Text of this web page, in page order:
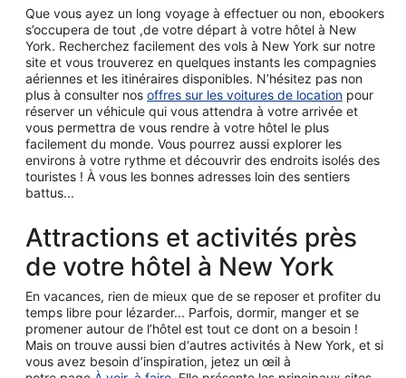
Que vous ayez un long voyage à effectuer ou non, ebookers
s’occupera de tout ,de votre départ à votre hôtel à New
York. Recherchez facilement des vols à New York sur notre
site et vous trouverez en quelques instants les compagnies
aériennes et les itinéraires disponibles. N’hésitez pas non
plus à consulter nos offres sur les voitures de location pour
réserver un véhicule qui vous attendra à votre arrivée et
vous permettra de vous rendre à votre hôtel le plus
facilement du monde. Vous pourrez aussi explorer les
environs à votre rythme et découvrir des endroits isolés des
touristes ! À vous les bonnes adresses loin des sentiers
battus...
Attractions et activités près
de votre hôtel à New York
En vacances, rien de mieux que de se reposer et profiter du
temps libre pour lézarder... Parfois, dormir, manger et se
promener autour de l’hôtel est tout ce dont on a besoin !
Mais on trouve aussi bien d‘autres activités à New York, et si
vous avez besoin d’inspiration, jetez un œil à